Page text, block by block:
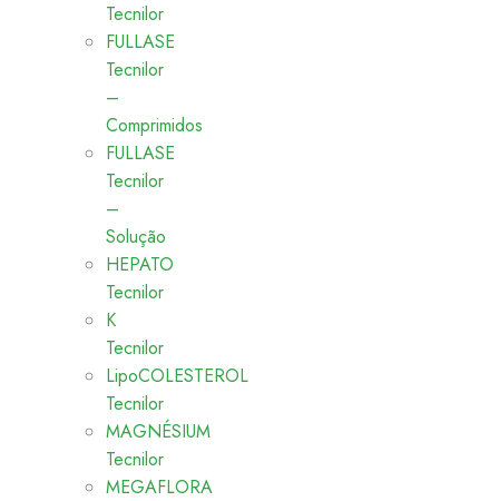
Tecnilor
FULLASE
Tecnilor
–
Comprimidos
FULLASE
Tecnilor
–
Solução
HEPATO
Tecnilor
K
Tecnilor
LipoCOLESTEROL
Tecnilor
MAGNÉSIUM
Tecnilor
MEGAFLORA